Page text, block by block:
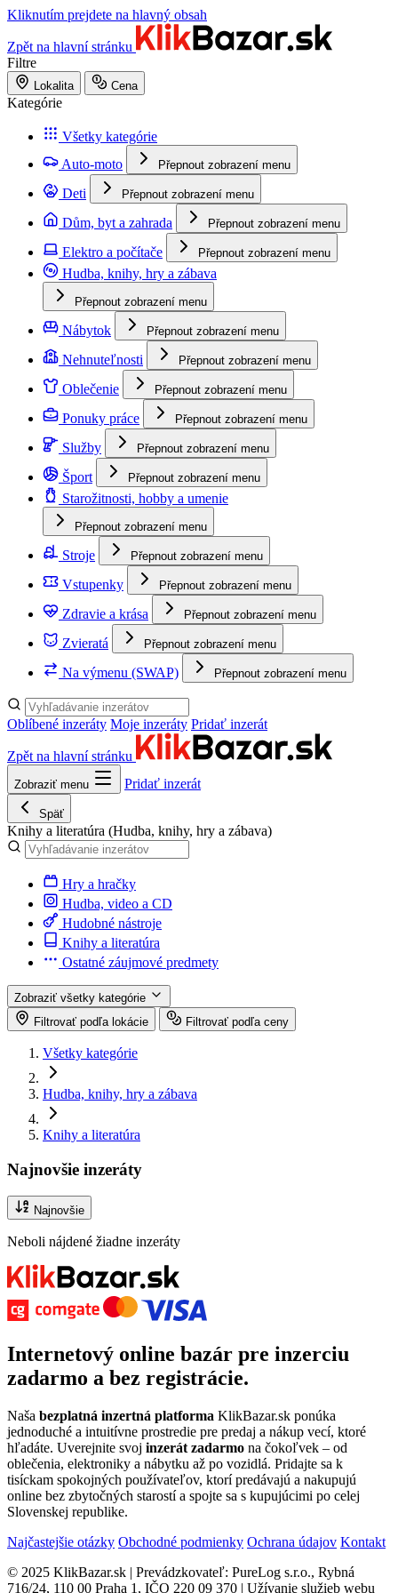
Kliknutím prejdete na hlavný obsah
Zpět na hlavní stránku
Filtre
Lokalita Cena
Kategórie
Všetky kategórie
Auto-moto
Přepnout zobrazení menu
Deti Přepnout zobrazení menu
Dům, byt a zahrada Přepnout zobrazení menu
Elektro a počítače Přepnout zobrazení menu
Hudba, knihy, hry a zábava
Přepnout zobrazení menu
Nábytok Přepnout zobrazení menu
Nehnuteľnosti Přepnout zobrazení menu
Oblečenie Přepnout zobrazení menu
Ponuky práce Přepnout zobrazení menu
Služby Přepnout zobrazení menu
Šport Přepnout zobrazení menu
Starožitnosti, hobby a umenie
Přepnout zobrazení menu
Stroje Přepnout zobrazení menu
Vstupenky Přepnout zobrazení menu
Zdravie a krása Přepnout zobrazení menu
Zvieratá Přepnout zobrazení menu
Na výmenu (SWAP) Přepnout zobrazení menu
Oblíbené inzeráty Moje inzeráty Pridať inzerát
Zpět na hlavní stránku
Zobraziť menu Pridať inzerát
Späť
Knihy a literatúra (Hudba, knihy, hry a zábava)
Hry a hračky
Hudba, video a CD
Hudobné nástroje
Knihy a literatúra
Ostatné záujmové predmety
Zobraziť všetky kategórie
Filtrovať podľa lokácie
Filtrovať podľa ceny
Všetky kategórie
Hudba, knihy, hry a zábava
Knihy a literatúra
Najnovšie inzeráty
Najnovšie
Neboli nájdené žiadne inzeráty
Internetový online bazár pre inzerciu
zadarmo a bez registrácie.
Naša bezplatná inzertná platforma KlikBazar.sk ponúka
jednoduché a intuitívne prostredie pre predaj a nákup vecí, ktoré
hľadáte. Uverejnite svoj inzerát zadarmo na čokoľvek – od
oblečenia, elektroniky a nábytku až po vozidlá. Pridajte sa k
tisíckam spokojných používateľov, ktorí predávajú a nakupujú
online bez zbytočných starostí a spojte sa s kupujúcimi po celej
Slovenskej republike.
Najčastejšie otázky Obchodné podmienky Ochrana údajov Kontakt
© 2025 KlikBazar.sk | Prevádzkovateľ: PureLog s.r.o., Rybná
716/24, 110 00 Praha 1, IČO 220 09 370 | Užívanie služieb webu